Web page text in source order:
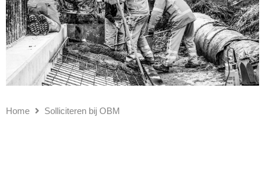
Home Solliciteren bij OBM